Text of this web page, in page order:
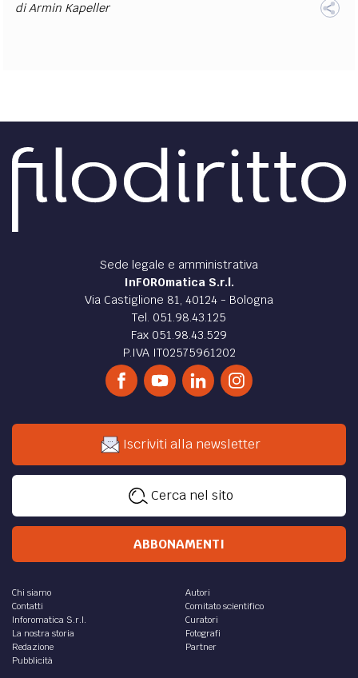
diArmin Kapeller
Sede legale e amministrativa
InFOROmatica S.r.l.
Via Castiglione 81, 40124 - Bologna
Tel. 051.98.43.125
Fax 051.98.43.529
P.IVA IT02575961202
Iscriviti alla newsletter
Cerca nel sito
ABBONAMENTI
Chi siamo
Contatti
Inforomatica S.r.l.
La nostra storia
Redazione
Pubblicità
Autori
Comitato scientifico
Curatori
Fotografi
Partner